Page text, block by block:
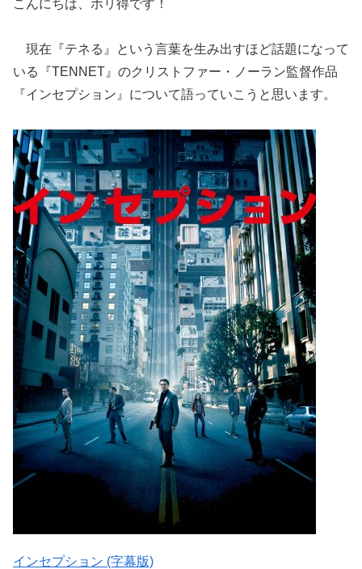
こんにちは、ホリ得です！
現在『テネる』という言葉を生み出すほど話題になって
いる『TENNET』のクリストファー・ノーラン監督作品
『インセプション』について語っていこうと思います。
インセプション (字幕版)